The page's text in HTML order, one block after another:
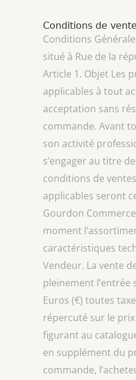
Conditions de
Conditions
situé à Rue de la
Article 1. Objet Les
applicables à tout
acceptation sans
commande. Avant
son activité
s’engager au titre
conditions de
applicables seront
Gourdon
moment
caractéristiques
Vendeur. La vente
pleinement
Euros (€) toutes
répercuté sur le
figurant au
en supplément du
commande,